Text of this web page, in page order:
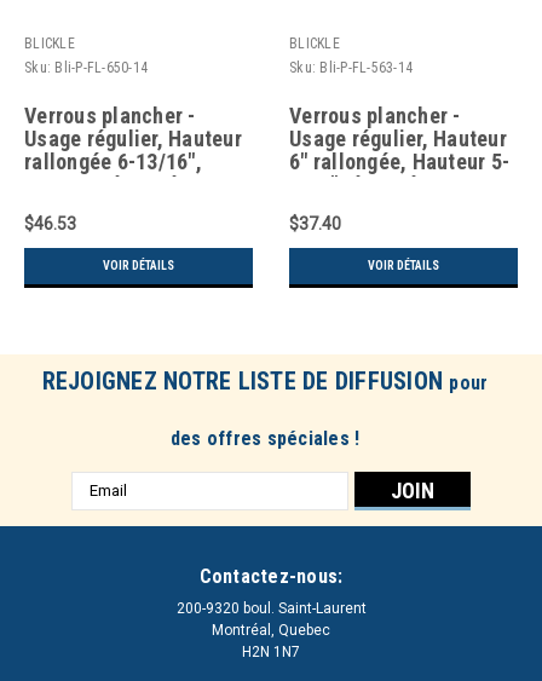
BLICKLE
Sku: Bli-P-FL-650-14
Verrous plancher -
Usage régulier, Hauteur
rallongée 6-13/16",
Hauteur rétractée 5-
$46.53
VOIR DÉTAILS
BLICKLE
Sku: Bli-P-FL-563-14
Verrous plancher -
Usage régulier, Hauteur
6" rallongée, Hauteur 5-
3/32" rétractée,
$37.40
VOIR DÉTAILS
REJOIGNEZ NOTRE LISTE DE DIFFUSION pour
des offres spéciales !
Adresse
e-
Contactez-nous:
200-9320 boul. Saint-Laurent
Montréal, Quebec
H2N 1N7